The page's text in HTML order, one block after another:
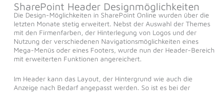
SharePoint Header Designmöglichkeiten
Die Design-Möglichkeiten in SharePoint Online wurden über die
letzten Monate stetig erweitert. Nebst der Auswahl der Themes
mit den Firmenfarben, der Hinterlegung von Logos und der
Nutzung der verschiedenen Navigationsmöglichkeiten eines
Mega-Menüs oder eines Footers, wurde nun der Header-Bereich
mit erweiterten Funktionen angereichert.
Im Header kann das Layout, der Hintergrund wie auch die
Anzeige nach Bedarf angepasst werden. So ist es bei der